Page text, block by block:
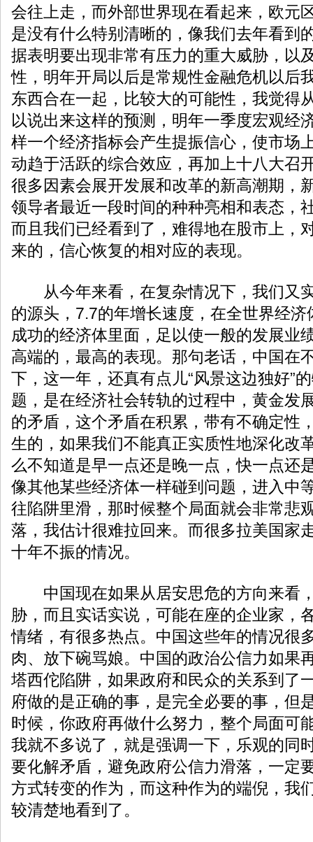
会往上走，而外部世界现在看起来，欧元
是没有什么特别清晰的，像我们去年看到
据表明要出现非常有压力的重大威胁，以
性，明年开局以后是常规性金融危机以后
东西合在一起，比较大的可能性，我觉得
以说出来这样的预测，明年一季度宏观经
样一个经济指标会产生提振信心，使市场
动趋于活跃的综合效应，再加上十八大召
很多因素会展开发展和改革的新高潮期，
领导者最近一段时间的种种亮相和表态，
而且我们已经看到了，难得地在股市上，
来的，信心恢复的相对应的表现。
从今年来看，在复杂情况下，我们又实
的源头，7.7的年增长速度，在全世界经
成功的经济体里面，足以使一般的发展业
高端的，最高的表现。那句老话，中国在
下，这一年，还真有点儿“风景这边独好”
题，是在经济社会转轨的过程中，黄金发
的矛盾，这个矛盾在积累，带有不确定性
生的，如果我们不能真正实质性地深化改
么不知道是早一点还是晚一点，快一点还
像其他某些经济体一样碰到问题，进入中
往陷阱里滑，那时候整个局面就会非常悲
落，我估计很难拉回来。而很多拉美国家
十年不振的情况。
中国现在如果从居安思危的方向来看
胁，而且实话实说，可能在座的企业家，
情绪，有很多热点。中国这些年的情况很
肉、放下碗骂娘。中国的政治公信力如果
塔西佗陷阱，如果政府和民众的关系到了
府做的是正确的事，是完全必要的事，但
时候，你政府再做什么努力，整个局面可
我就不多说了，就是强调一下，乐观的同
要化解矛盾，避免政府公信力滑落，一定
方式转变的作为，而这种作为的端倪，我
较清楚地看到了。